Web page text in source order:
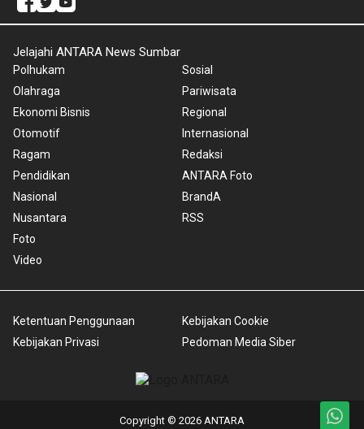
Jelajahi ANTARA News Sumbar
Polhukam
Olahraga
Ekonomi Bisnis
Otomotif
Ragam
Pendidikan
Nasional
Nusantara
Foto
Video
Sosial
Pariwisata
Regional
Internasional
Redaksi
ANTARA Foto
BrandA
RSS
Ketentuan Penggunaan
Kebijakan Privasi
Kebijakan Cookie
Pedoman Media Siber
Copyright © 2026 ANTARA